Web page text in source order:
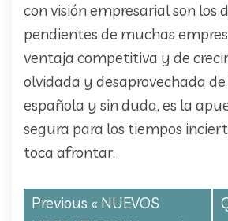
con visión empresarial son los
pendientes de muchas
ventaja competitiva y de
olvidada y desaprovechada
española y sin duda, es la
segura para los tiempos
toca afrontar.
Previous « NUEVOS